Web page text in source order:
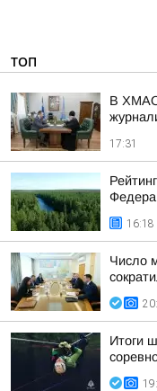
ТОП
В ХМАО
17:31
16:18
Число
Итоги